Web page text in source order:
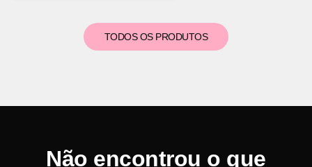
TODOS OS PRODUTOS
Não encontrou o que